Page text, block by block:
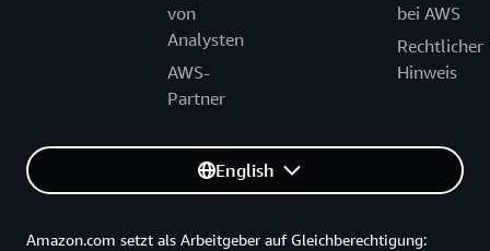
von
Analysten
AWS-
Partner
bei AWS
Rechtlicher
Hinweis
English
Amazon.com setzt als Arbeitgeber auf Gleichberechtigung: